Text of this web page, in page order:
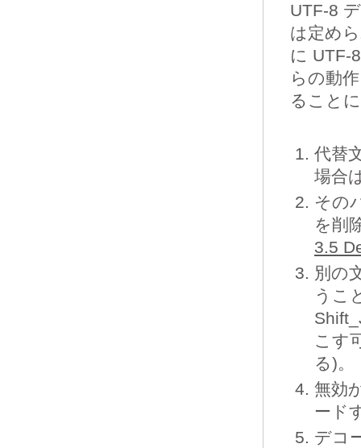
UTF-8
は定め
に UTF-
らの動
ること
代替
場合
その
を削
3.5
別の
うこ
こす
る)。
無効
ード
デコ